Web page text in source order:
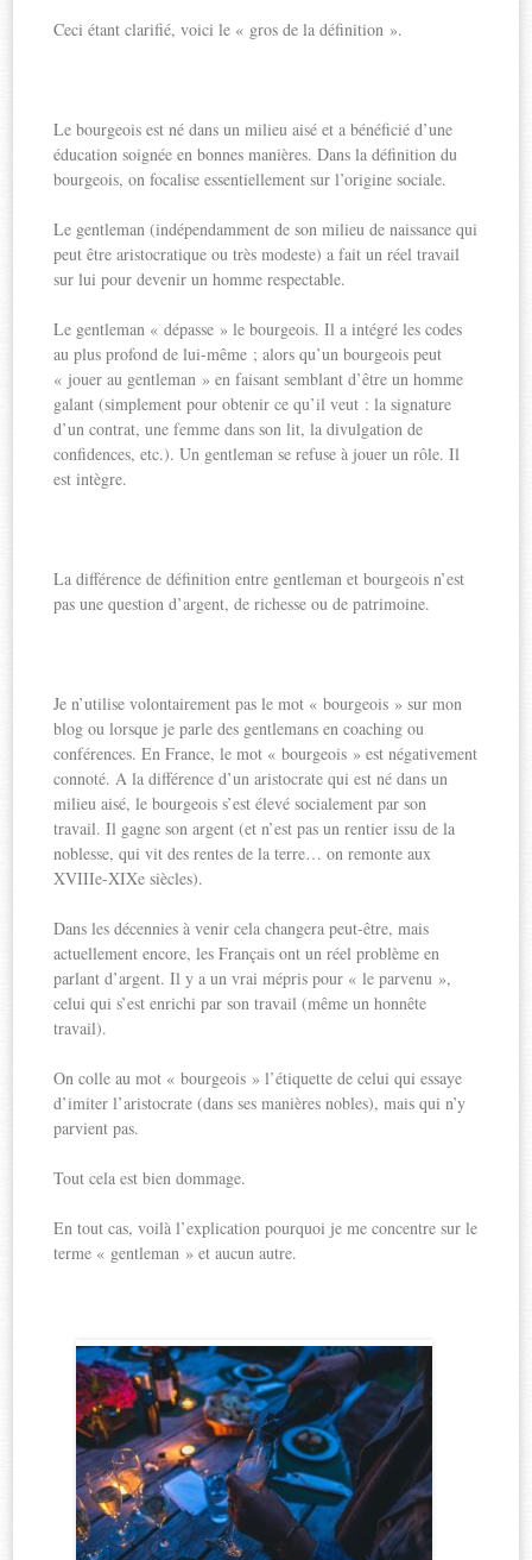
Ceci étant clarifié, voici le « gros de la définition ».
Le bourgeois est né dans un milieu aisé et a bénéficié d’une
éducation soignée en bonnes manières. Dans la définition du
bourgeois, on focalise essentiellement sur l’origine sociale.
Le gentleman (indépendamment de son milieu de naissance qui
peut être aristocratique ou très modeste) a fait un réel travail
sur lui pour devenir un homme respectable.
Le gentleman « dépasse » le bourgeois. Il a intégré les codes
au plus profond de lui-même ; alors qu’un bourgeois peut
« jouer au gentleman » en faisant semblant d’être un homme
galant (simplement pour obtenir ce qu’il veut : la signature
d’un contrat, une femme dans son lit, la divulgation de
confidences, etc.). Un gentleman se refuse à jouer un rôle. Il
est intègre.
La différence de définition entre gentleman et bourgeois n’est
pas une question d’argent, de richesse ou de patrimoine.
Je n’utilise volontairement pas le mot « bourgeois » sur mon
blog ou lorsque je parle des gentlemans en coaching ou
conférences. En France, le mot « bourgeois » est négativement
connoté. A la différence d’un aristocrate qui est né dans un
milieu aisé, le bourgeois s’est élevé socialement par son
travail. Il gagne son argent (et n’est pas un rentier issu de la
noblesse, qui vit des rentes de la terre… on remonte aux
XVIIIe-XIXe siècles).
Dans les décennies à venir cela changera peut-être, mais
actuellement encore, les Français ont un réel problème en
parlant d’argent. Il y a un vrai mépris pour « le parvenu »,
celui qui s’est enrichi par son travail (même un honnête
travail).
On colle au mot « bourgeois » l’étiquette de celui qui essaye
d’imiter l’aristocrate (dans ses manières nobles), mais qui n’y
parvient pas.
Tout cela est bien dommage.
En tout cas, voilà l’explication pourquoi je me concentre sur le
terme « gentleman » et aucun autre.